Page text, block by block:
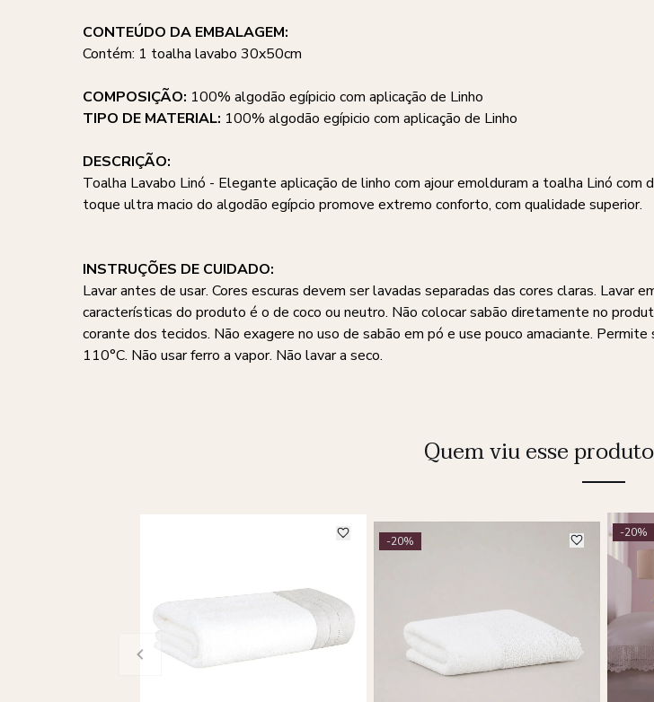
CONTEÚDO DA EMBALAGEM:
Contém: 1 toalha lavabo 30x50cm
COMPOSIÇÃO: 100% algodão egípicio com aplicação de Linho
TIPO DE MATERIAL: 100% algodão egípicio com aplicação de Linho
DESCRIÇÃO:
Toalha Lavabo Linó - Elegante aplicação de linho com ajour emolduram a toalha Linó
toque ultra macio do algodão egípcio promove extremo conforto, com qualidade superior.
INSTRUÇÕES DE CUIDADO:
Lavar antes de usar. Cores escuras devem ser lavadas separadas das cores claras. Lavar
características do produto é o de coco ou neutro. Não colocar sabão diretamente no
corante dos tecidos. Não exagere no uso de sabão em pó e use pouco amaciante.
110°C. Não usar ferro a vapor. Não lavar a seco.
Quem viu esse
-20%
-20%